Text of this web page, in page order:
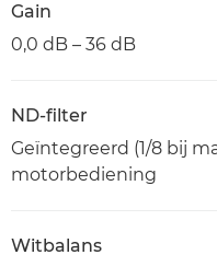
Gain
0,0 dB – 36 dB
ND-filter
Geïntegreerd (1/8 bij
motorbediening
Witbalans